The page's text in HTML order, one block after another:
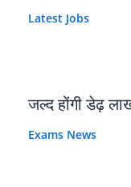
Latest Jobs
जल्द होंगी डेढ़
Exams News